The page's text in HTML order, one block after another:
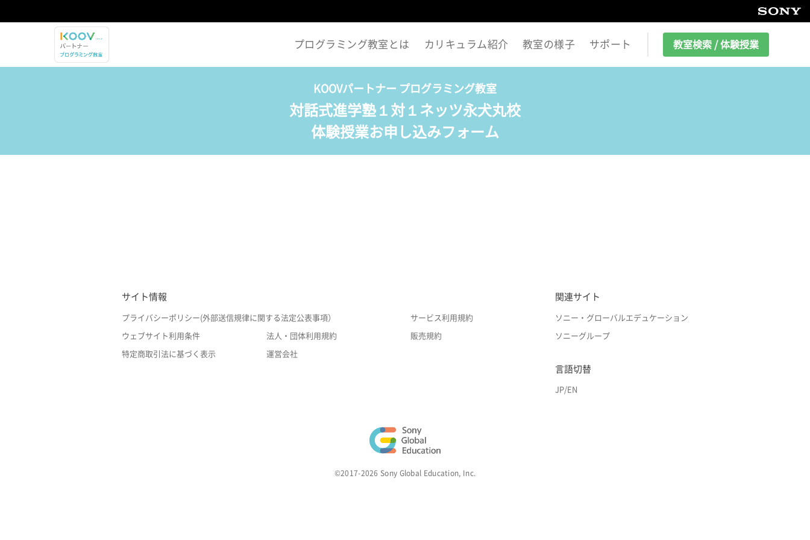
プログラミング教室とは カリキュラム紹介 教室の様子 サポート 教室検索 / 体験授業
KOOVパートナー プログラミング教室
対話式進学塾１対１ネッツ永犬丸校
体験授業お申し込みフォーム
サイト情報
プライバシーポリシー(外部送信規律に関する法定公表事項） サービス利用規約
ウェブサイト利用条件 法人・団体利用規約 販売規約
特定商取引法に基づく表示 運営会社
関連サイト
ソニー・グローバルエデュケーション
ソニーグループ
言語切替
JP/EN
©2017-2026 Sony Global Education, Inc.